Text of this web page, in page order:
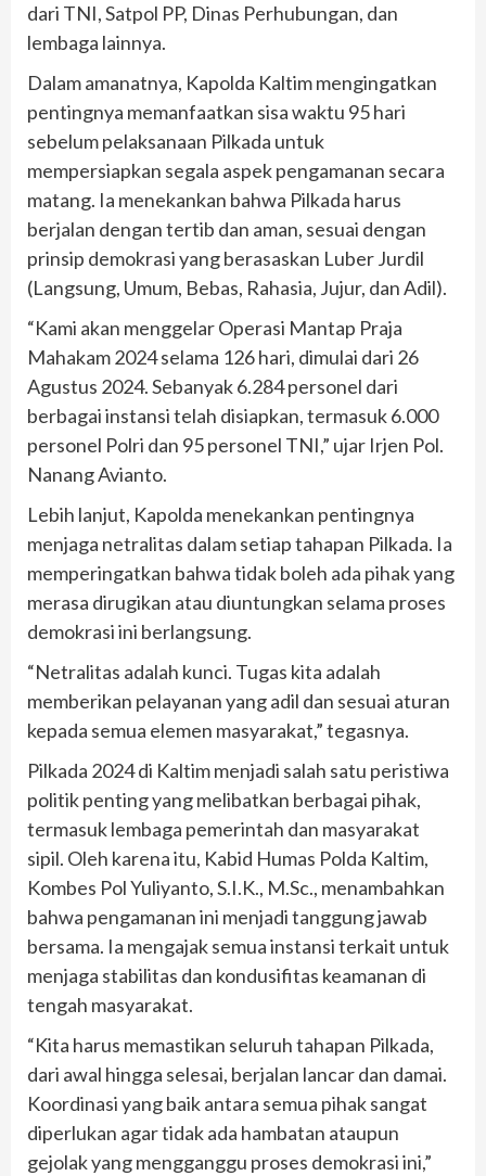
dari TNI, Satpol PP, Dinas Perhubungan, dan
lembaga lainnya.
Dalam amanatnya, Kapolda Kaltim mengingatkan
pentingnya memanfaatkan sisa waktu 95 hari
sebelum pelaksanaan Pilkada untuk
mempersiapkan segala aspek pengamanan secara
matang. Ia menekankan bahwa Pilkada harus
berjalan dengan tertib dan aman, sesuai dengan
prinsip demokrasi yang berasaskan Luber Jurdil
(Langsung, Umum, Bebas, Rahasia, Jujur, dan Adil).
“Kami akan menggelar Operasi Mantap Praja
Mahakam 2024 selama 126 hari, dimulai dari 26
Agustus 2024. Sebanyak 6.284 personel dari
berbagai instansi telah disiapkan, termasuk 6.000
personel Polri dan 95 personel TNI,” ujar Irjen Pol.
Nanang Avianto.
Lebih lanjut, Kapolda menekankan pentingnya
menjaga netralitas dalam setiap tahapan Pilkada. Ia
memperingatkan bahwa tidak boleh ada pihak yang
merasa dirugikan atau diuntungkan selama proses
demokrasi ini berlangsung.
“Netralitas adalah kunci. Tugas kita adalah
memberikan pelayanan yang adil dan sesuai aturan
kepada semua elemen masyarakat,” tegasnya.
Pilkada 2024 di Kaltim menjadi salah satu peristiwa
politik penting yang melibatkan berbagai pihak,
termasuk lembaga pemerintah dan masyarakat
sipil. Oleh karena itu, Kabid Humas Polda Kaltim,
Kombes Pol Yuliyanto, S.I.K., M.Sc., menambahkan
bahwa pengamanan ini menjadi tanggung jawab
bersama. Ia mengajak semua instansi terkait untuk
menjaga stabilitas dan kondusifitas keamanan di
tengah masyarakat.
“Kita harus memastikan seluruh tahapan Pilkada,
dari awal hingga selesai, berjalan lancar dan damai.
Koordinasi yang baik antara semua pihak sangat
diperlukan agar tidak ada hambatan ataupun
gejolak yang mengganggu proses demokrasi ini,”